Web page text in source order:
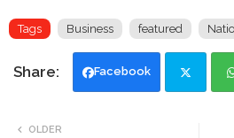
Tags Business featured
Facebook
OLDER